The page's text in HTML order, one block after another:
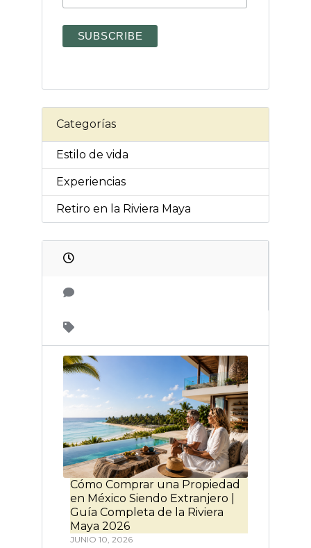
Categorías
Estilo de vida
Experiencias
Retiro en la Riviera Maya
Cómo Comprar una Propiedad
en México Siendo Extranjero |
Guía Completa de la Riviera
Maya 2026
JUNIO 10, 2026